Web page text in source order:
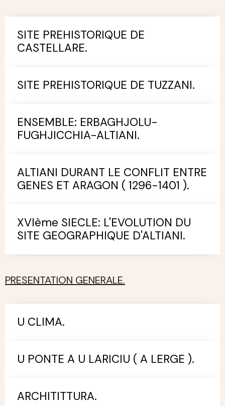
SITE PREHISTORIQUE DE
CASTELLARE.
SITE PREHISTORIQUE DE TUZZANI.
ENSEMBLE: ERBAGHJOLU-
FUGHJICCHIA-ALTIANI.
ALTIANI DURANT LE CONFLIT ENTRE
GENES ET ARAGON ( 1296-1401 ).
XVIème SIECLE: L'EVOLUTION DU
SITE GEOGRAPHIQUE D'ALTIANI.
PRESENTATION GENERALE.
U CLIMA.
U PONTE A U LARICIU ( A LERGE ).
ARCHITITTURA.